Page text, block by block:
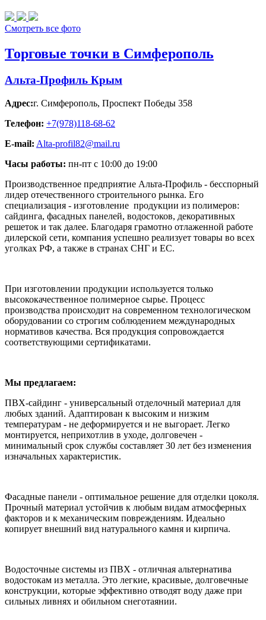
Смотреть все фото
Торговые точки в Симферополь
Альта-Профиль Крым
Адрес:г. Симферополь, Проспект Победы 358
Телефон: +7(978)118-68-62
E-mail: Alta-profil82@mail.ru
Часы работы: пн-пт с 10:00 до 19:00
Производственное предприятие Альта-Профиль - бесспорный
лидер отечественного строительного рынка. Его
специализация - изготовление продукции из полимеров:
сайдинга, фасадных панелей, водостоков, декоративных
решеток и так далее. Благодаря грамотно отлаженной работе
дилерской сети, компания успешно реализует товары во всех
уголках РФ, а также в странах СНГ и ЕС.
При изготовлении продукции используется только
высококачественное полимерное сырье. Процесс
производства происходит на современном технологическом
оборудовании со строгим соблюдением международных
нормативов качества. Вся продукция сопровождается
соответствующими сертификатами.
Мы предлагаем:
ПВХ-сайдинг - универсальный отделочный материал для
любых зданий. Адаптирован к высоким и низким
температурам - не деформируется и не выгорает. Легко
монтируется, неприхотлив в уходе, долговечен -
минимальный срок службы составляет 30 лет без изменения
изначальных характеристик.
Фасадные панели - оптимальное решение для отделки цоколя.
Прочный материал устойчив к любым видам атмосферных
факторов и к механическим повреждениям. Идеально
копирует внешний вид натурального камня и кирпича.
Водосточные системы из ПВХ - отличная альтернатива
водостокам из металла. Это легкие, красивые, долговечные
конструкции, которые эффективно отводят воду даже при
сильных ливнях и обильном снеготаянии.